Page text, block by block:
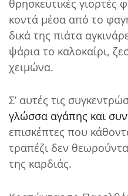
θρησκευτικές
κοντά μέσα από το
δικά της πιάτα
ψάρια το καλοκαίρι,
χειμώνα.
Σ’ αυτές τις
γλώσσα αγάπης και
επισκέπτες που
τραπέζι δεν
της καρδιάς.